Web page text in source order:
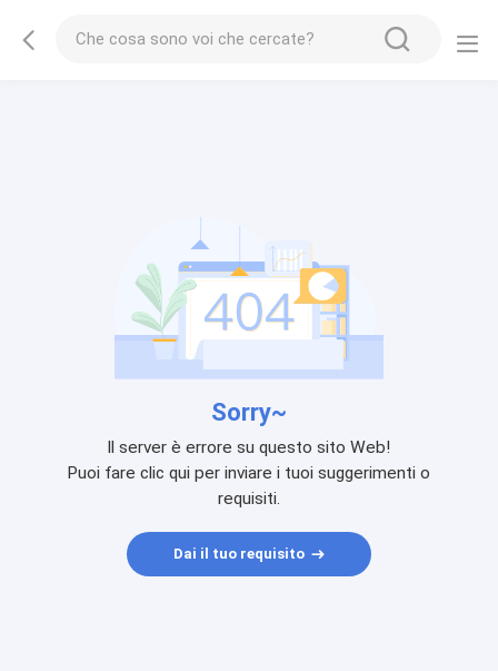
Sorry~
Il server è errore su questo sito Web!
Puoi fare clic qui per inviare i tuoi suggerimenti o
requisiti.
Dai il tuo requisito